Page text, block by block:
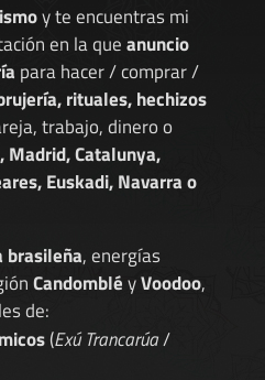
y te encuentras mi
en la queanuncio
para hacer / comprar /
rituales, hechizos
trabajo, dinero o
Madrid, Catalunya,
Euskadi, Navarra o
brasileña, energías
CandombléyVoodoo,
de:
(Exú Trancarúa/